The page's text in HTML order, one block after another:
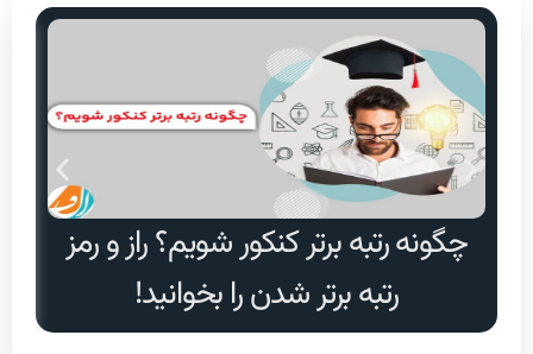
چگونه رتبه برتر کنکور شویم؟ راز و رمز
رتبه برتر شدن را بخوانید!